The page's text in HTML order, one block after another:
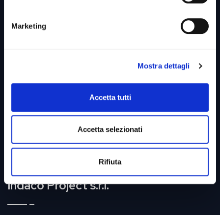
Marketing
Mostra dettagli
Accetta tutti
Accetta selezionati
Rifiuta
MES
Per il cliente
Indaco Project s.r.l.